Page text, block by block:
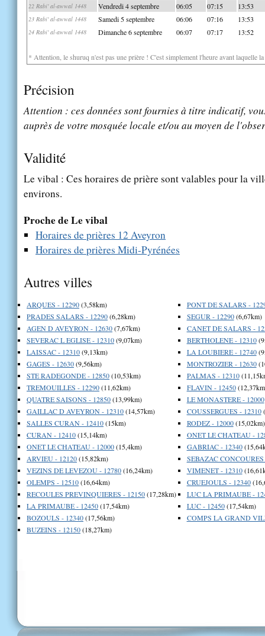
22 Rabi' al-awwal 1448 Vendredi 4 septembre 06:05 07:15 13:53
23 Rabi' al-awwal 1448 Samedi 5 septembre 06:06 07:16 13:53
24 Rabi' al-awwal 1448 Dimanche 6 septembre 06:07 07:17 13:52
* Attention, le shuruq n'est pas une prière ! C'est simplement l'heure avant laquelle
Précision
Attention : ces données sont fournies à titre indicatif,
auprès de votre mosquée locale et/ou au moyen de
Validité
Le vibal : Ces horaires de prière sont valables pour la
environs.
Proche de Le vibal
Horaires de prières 12 Aveyron
Horaires de prières Midi-Pyrénées
Autres villes
ARQUES - 12290(3,58km)
PRADES SALARS - 12290(6,28km)
AGEN D AVEYRON - 12630(7,67km)
SEVERAC L EGLISE - 12310(9,07km)
LAISSAC - 12310(9,13km)
GAGES - 12630(9,56km)
STE RADEGONDE - 12850(10,53km)
TREMOUILLES - 12290(11,62km)
QUATRE SAISONS - 12850(13,99km)
GAILLAC D AVEYRON - 12310(14,57km)
SALLES CURAN - 12410(15km)
CURAN - 12410(15,14km)
ONET LE CHATEAU - 12000(15,4km)
ARVIEU - 12120(15,82km)
VEZINS DE LEVEZOU - 12780(16,24km)
OLEMPS - 12510(16,64km)
RECOULES PREVINQUIERES - 12150(17,28km)
LA PRIMAUBE - 12450(17,54km)
BOZOULS - 12340(17,56km)
BUZEINS - 12150(18,27km)
PONT DE SALARS -
SEGUR - 12290(6,67km)
CANET DE SALARS -
BERTHOLENE - 12310
LA LOUBIERE - 12740
MONTROZIER - 12630
PALMAS - 12310
FLAVIN - 12450
LE MONASTERE - 12000
COUSSERGUES - 12310
RODEZ - 12000(15,02km)
ONET LE CHATEAU -
GABRIAC - 12340
SEBAZAC CONCOURES
VIMENET - 12310
CRUEJOULS - 12340
LUC LA PRIMAUBE -
LUC - 12450(17,54km)
COMPS LA GRAND